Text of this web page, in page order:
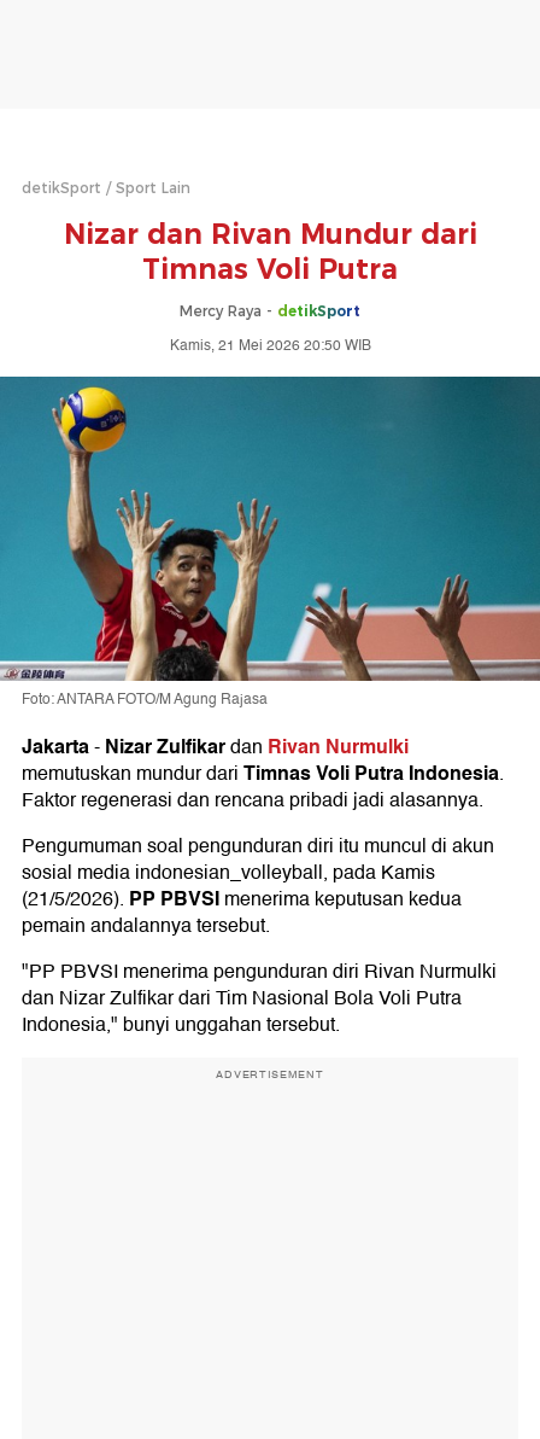
detikSport Sport Lain
Nizar dan Rivan Mundur dari
Timnas Voli Putra
Mercy Raya - detikSport
Kamis, 21 Mei 2026 20:50 WIB
Foto: ANTARA FOTO/M Agung Rajasa
Jakarta-Nizar Zulfikardan Rivan Nurmulki
memutuskan mundur dariTimnas Voli Putra Indonesia.
Faktor regenerasi dan rencana pribadi jadi alasannya.
Pengumuman soal pengunduran diri itu muncul di akun
sosial media indonesian_volleyball, pada Kamis
(21/5/2026). PP PBVSImenerima keputusan kedua
pemain andalannya tersebut.
"PP PBVSI menerima pengunduran diri Rivan Nurmulki
dan Nizar Zulfikar dari Tim Nasional Bola Voli Putra
Indonesia," bunyi unggahan tersebut.
ADVERTISEMENT